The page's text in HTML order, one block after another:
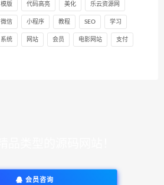
模版 代码高亮 美化 乐云资源网
微信 小程序 教程 SEO 学习
系统 网站 会员 电影网站 支付
会员咨询